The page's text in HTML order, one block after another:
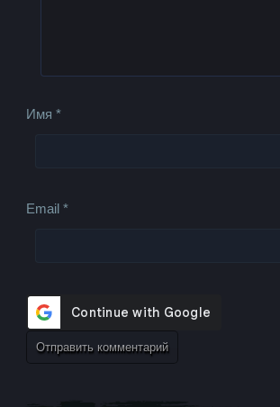
Имя*
Email*